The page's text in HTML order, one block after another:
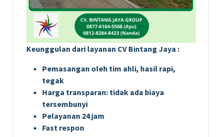
Keunggulan dari layanan CV Bintang Jaya :
Pemasangan oleh tim ahli, hasil rapi,
tegak
Harga transparan: tidak ada biaya
tersembunyi
Pelayanan 24 jam
Fast respon